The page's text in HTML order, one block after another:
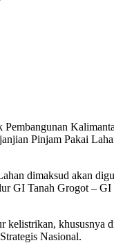
Pinjam Pakai
dimaksud akan
GI Tanah Grogot –
kelistrikan, khususnya
Nasional.